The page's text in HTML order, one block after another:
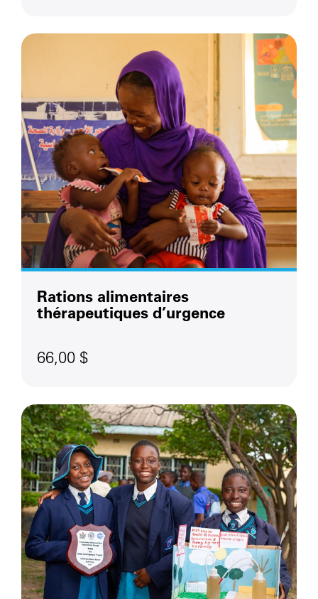
Rations alimentaires
thérapeutiques d’urgence
66,00 $